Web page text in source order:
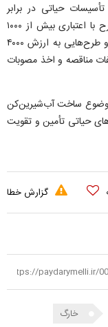
حیاتی در برابر
تهدیدات عنوان کرد و افزود: در حال حاضر ۲۳ طرح با اعتباری بیش از ۱۰۰۰
میلیارد تومان و ۱۰ میلیون یورو در دست اجراست و طرح‌هایی به ارزش ۴۰۰۰
تشریفات مناقصه و اخذ مصوبات
موضوع ساخت آب‌شیرین‌کن
حیاتی تأمین و تقویت
گزارش خطا
خارگ